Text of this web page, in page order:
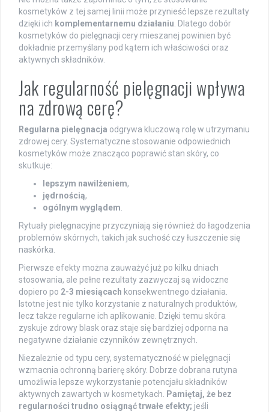
kosmetyków z tej samej linii może przynieść lepsze rezultaty
dzięki ich komplementarnemu działaniu . Dlatego dobór
kosmetyków do pielęgnacji cery mieszanej powinien być
dokładnie przemyślany pod kątem ich właściwości oraz
aktywnych składników.
Jak regularność pielęgnacji wpływa
na zdrową cerę?
Regularna pielęgnacja odgrywa kluczową rolę w utrzymaniu
zdrowej cery. Systematyczne stosowanie odpowiednich
kosmetyków może znacząco poprawić stan skóry, co
skutkuje:
lepszym nawilżeniem,
jędrnością,
ogólnym wyglądem
Rytuały pielęgnacyjne przyczyniają się również do łagodzenia
problemów skórnych, takich jak suchość czy łuszczenie się
naskórka.
Pierwsze efekty można zauważyć już po kilku dniach
stosowania, ale pełne rezultaty zazwyczaj są widoczne
dopiero po 2-3 miesiącach konsekwentnego działania.
Istotne jest nie tylko korzystanie z naturalnych produktów,
lecz także regularne ich aplikowanie. Dzięki temu skóra
zyskuje zdrowy blask oraz staje się bardziej odporna na
negatywne działanie czynników zewnętrznych.
Niezależnie od typu cery, systematyczność w pielęgnacji
wzmacnia ochronną barierę skóry. Dobrze dobrana rutyna
umożliwia lepsze wykorzystanie potencjału składników
aktywnych zawartych w kosmetykach.
Pamiętaj, że bez
regularności trudno osiągnąć trwałe efekty; jeśli